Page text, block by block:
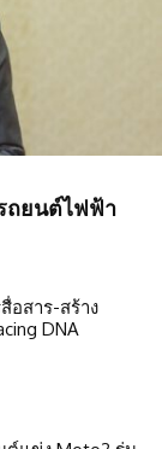
ถยนต์ไฟฟ้า
อสาร-สร้าง
DNA